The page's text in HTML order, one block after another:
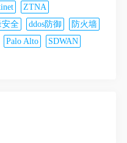
ZTNA
安全 ddos防御
防火墙
Palo Alto
SDWAN